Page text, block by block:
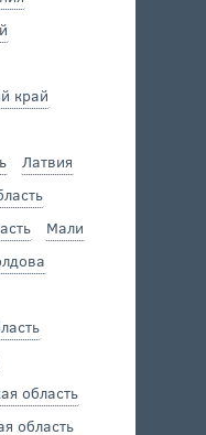
край
Латвия
Мали
область
область